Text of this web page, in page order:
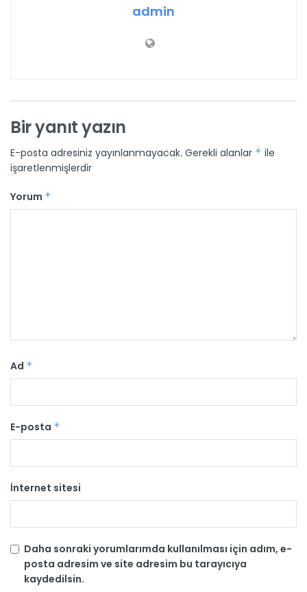
admin
Bir yanıt yazın
E-posta adresiniz yayınlanmayacak. Gerekli alanlar * ile
işaretlenmişlerdir
Yorum *
Ad *
E-posta *
İnternet sitesi
Daha sonraki yorumlarımda kullanılması için adım, e-
posta adresim ve site adresim bu tarayıcıya
kaydedilsin.